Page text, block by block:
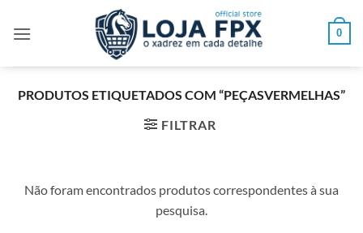
0
PRODUTOS ETIQUETADOS COM “PEÇASVERMELHAS”
FILTRAR
Não foram encontrados produtos correspondentes à sua
pesquisa.